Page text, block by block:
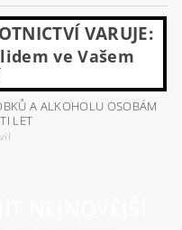
VARUJE:
ve Vašem
A ALKOHOLU OSOBÁM
LET